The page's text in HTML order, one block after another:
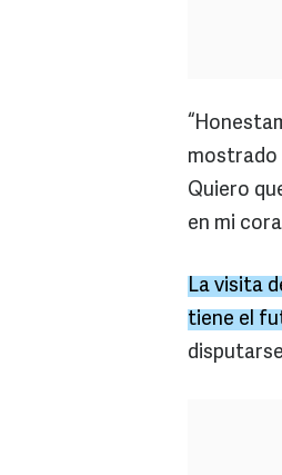
mostrado
Quiero
en mi
La visita
tiene el